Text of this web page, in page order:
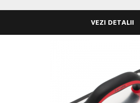
VEZI DETALII